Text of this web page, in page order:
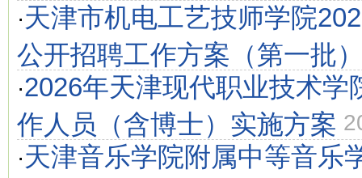
·天津市机电工艺技师学院
公开招聘工作方案（第一批
·2026年天津现代职业技术学
作人员（含博士）实施方案
·天津音乐学院附属中等音乐